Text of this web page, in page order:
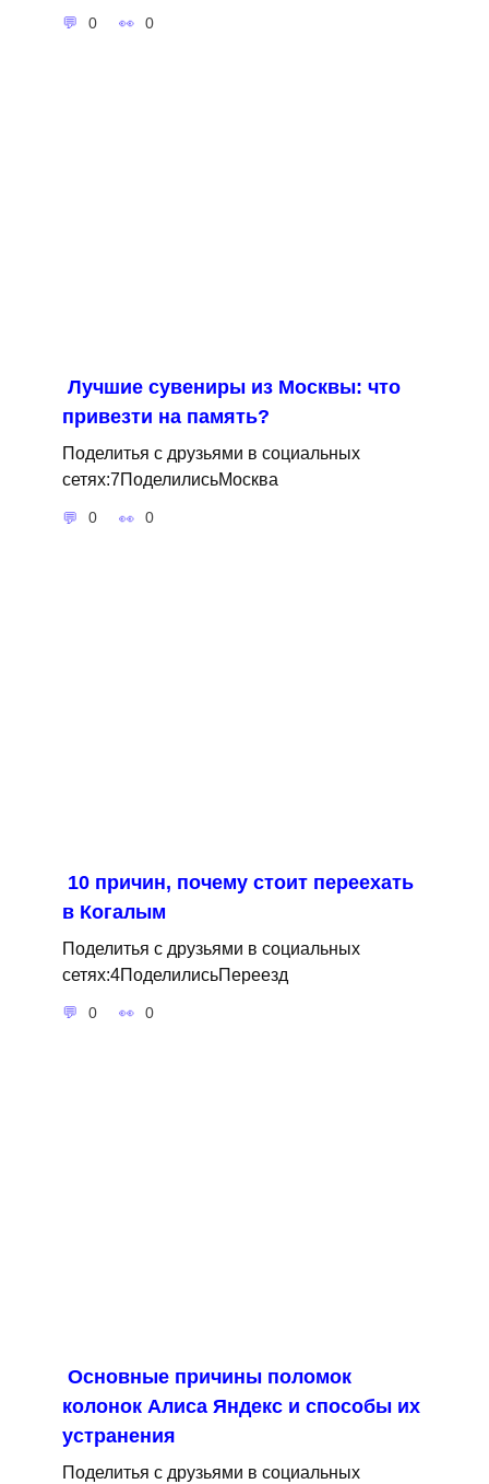
0 0
Лучшие сувениры из Москвы: что
привезти на память?
Поделитья с друзьями в социальных
сетях:7ПоделилисьМосква
0 0
10 причин, почему стоит переехать
в Когалым
Поделитья с друзьями в социальных
сетях:4ПоделилисьПереезд
0 0
Основные причины поломок
колонок Алиса Яндекс и способы их
устранения
Поделитья с друзьями в социальных